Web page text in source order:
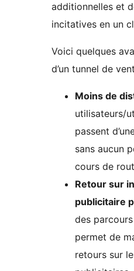
additionnelles et
incitatives en un
Voici quelques
d’un tunnel de
Moins de
utilisateurs/
passent
sans aucun
cours de
Retour sur
publicitaire
des
permet de
retours sur